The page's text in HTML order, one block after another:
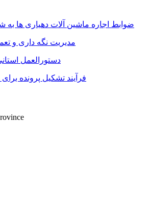
ضوابط اجاره ماشين آلات دهياری ها به
مديريت نگه داری و
دستورالعمل
فرآيند تشکيل پرونده